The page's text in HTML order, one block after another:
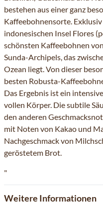
bestehen aus einer ganz
Kaffeebohnensorte.
indonesischen Insel Flores
schönsten Kaffeebohnen
Sunda-Archipels, das
Ozean liegt. Von dieser
besten Robusta-
Das Ergebnis ist ein
vollen Körper. Die subtile
den anderen
mit Noten von Kakao und
Nachgeschmack von
geröstetem Brot.
"
Weitere Informationen